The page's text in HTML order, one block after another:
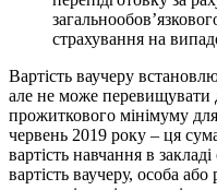
страхування на
Вартість ваучеру
але не може перевищувати
прожиткового мінімуму
червень 2019 року – ця
вартість навчання в
вартість ваучеру, особа